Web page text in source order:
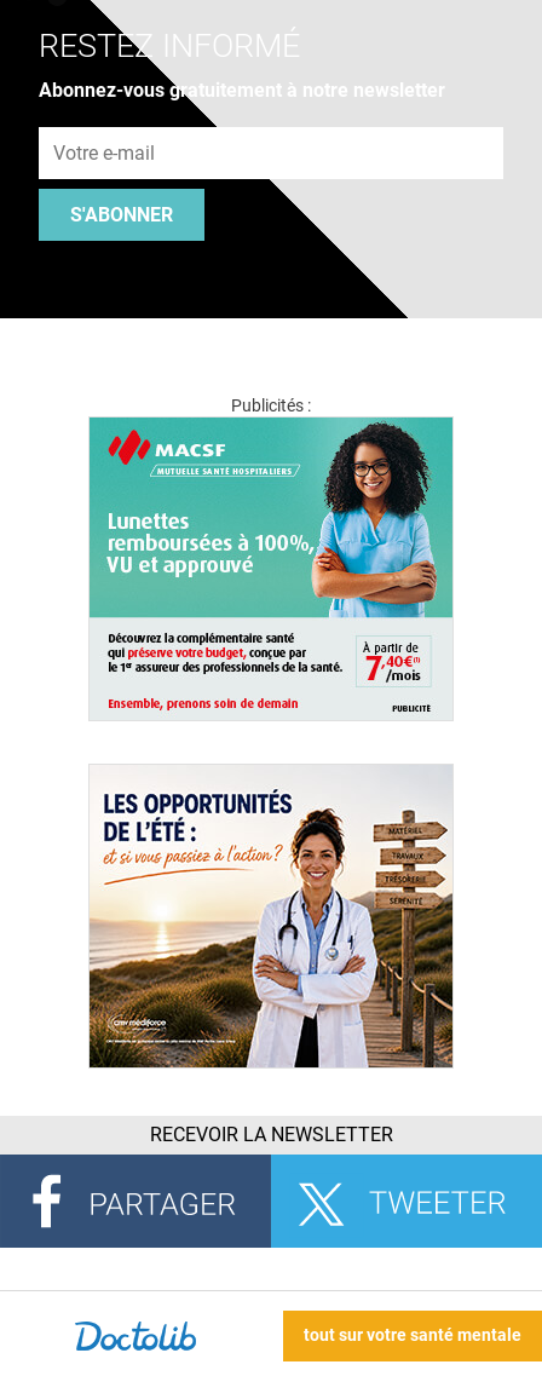
RESTEZ INFORMÉ
Abonnez-vous gratuitement à notre newsletter
S'ABONNER
Publicités :
RECEVOIR LA NEWSLETTER
tout sur votre santé mentale